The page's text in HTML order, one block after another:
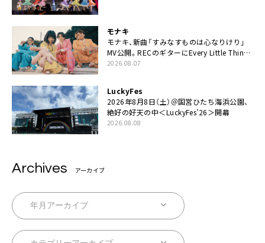
モナキ
モナキ、新曲「すみなすものは心なりけり」
MV公開。RECのギターにEvery Little Thing・
伊藤一朗参加も
2026.08.07
LuckyFes
2026年8月8日（土）＠国営ひたち海浜公園、
絶好の好天の中＜LuckyFes’26＞開幕
2026.08.08
Archives アーカイブ